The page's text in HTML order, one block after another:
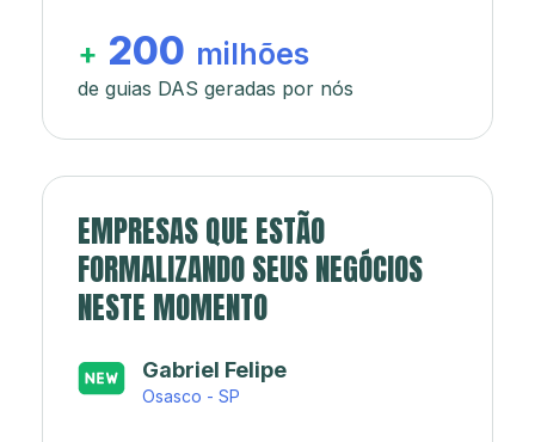
+ 200 milhões
de guias DAS geradas por nós
EMPRESAS QUE ESTÃO
FORMALIZANDO SEUS NEGÓCIOS
NESTE MOMENTO
Japa’s açaí e sorveteria
Rio de Janeiro - RJ